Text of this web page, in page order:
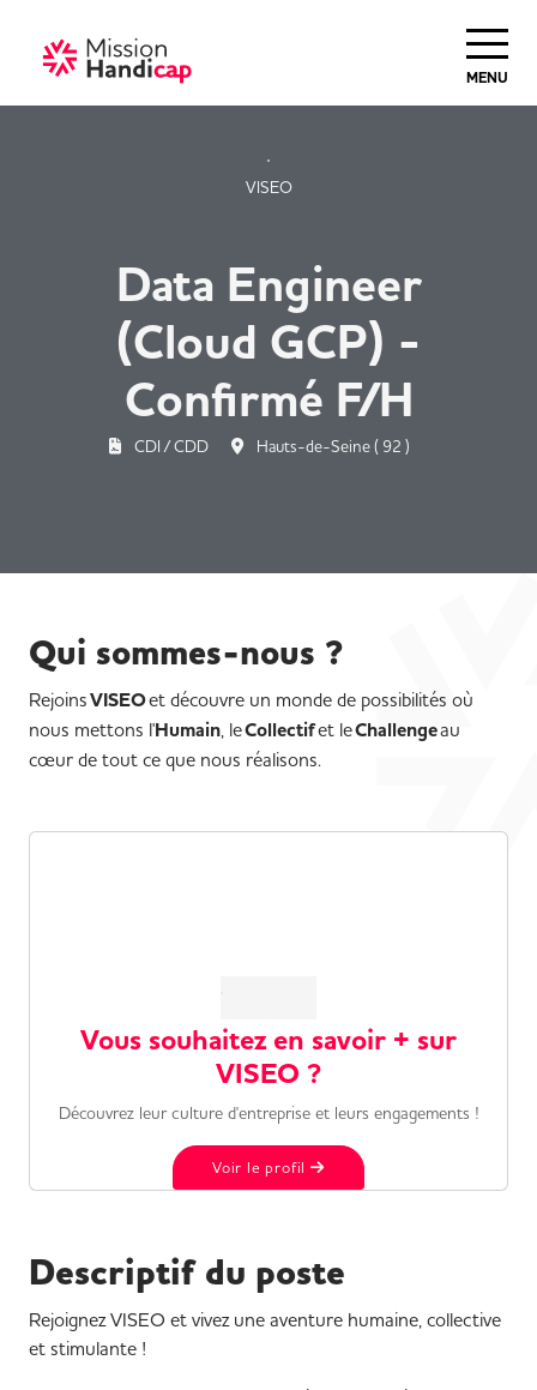
MENU
VISEO
Data Engineer
(Cloud GCP) -
Confirmé F/H
CDI / CDD Hauts-de-Seine ( 92 )
Qui sommes-nous ?
RejoinsVISEOet découvre un monde de possibilités où
nous mettons l'Humain, leCollectifet leChallengeau
cœur de tout ce que nous réalisons.
Vous souhaitez en savoir + sur
VISEO ?
Découvrez leur culture d'entreprise et leurs engagements !
Voir le profil
Descriptif du poste
Rejoignez VISEO et vivez une aventure humaine, collective
et stimulante !